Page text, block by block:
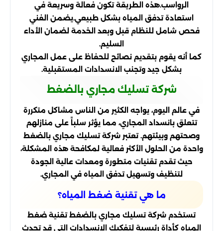
الرواسب.هذه الطريقة تكون فعالة وسريعة في
استعادة تدفق المياه بشكل طبيعي.يضمن الفني
فحص شامل للنظام قبل وبعد الخدمة لضمان الأداء
السليم.
كما أنه يقوم بتقديم نصائح للحفاظ على عمل المجاري
بشكل جيد وتجنب الانسدادات المستقبلية.
شركة تسليك مجاري بالضغط
في عالم اليوم، يواجه الكثير من الناس مشاكل متكررة
تتعلق بانسداد المجاري، مما يؤثر سلباً على منازلهم
وصحتهم وبيئتهم. تعتبر شركة تسليك مجاري بالضغط
واحدة من الحلول الأكثر فعالية لمكافحة هذه المشكلة،
حيث تقدم تقنيات متطورة ومعدات عالية الجودة
لتنظيف وتسهيل تدفق المياه في المجاري.
ما هي تقنية ضغط المياه؟
تستخدم شركة تسليك مجاري بالضغط تقنية ضغط
المياه كأداة رئيسية لتفكيك الانسدادات التي قد تحدث